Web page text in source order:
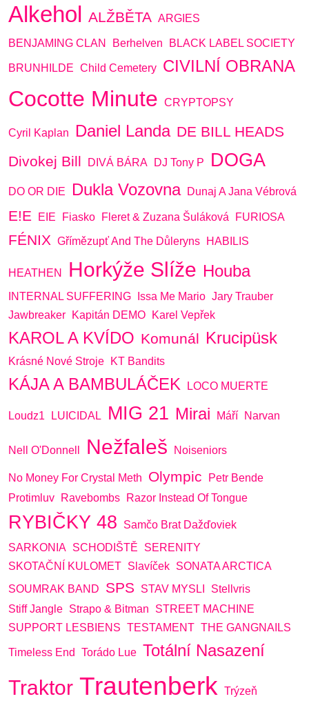
Alkehol ALŽBĚTA ARGIES
BENJAMING CLAN Berhelven BLACK LABEL SOCIETY
BRUNHILDE Child Cemetery CIVILNÍ OBRANA
Cocotte Minute CRYPTOPSY
Cyril Kaplan Daniel Landa DE BILL HEADS
Divokej Bill
DIVÁ BÁRA DJ Tony P DOGA
DO OR DIE Dukla Vozovna Dunaj A Jana Vébrová
E!E EIE Fiasko Fleret & Zuzana Šuláková FURIOSA
FÉNIX Gřímězupť And The Důleryns HABILIS
HEATHEN Horkýže Slíže Houba
INTERNAL SUFFERING Issa Me Mario Jary Trauber
Jawbreaker
Kapitán DEMO Karel Vepřek
KAROL A KVÍDO Komunál Krucipüsk
Krásné Nové Stroje KT Bandits
KÁJA A BAMBULÁČEK LOCO MUERTE
Loudz1 LUICIDAL MIG 21 Mirai Máří Narvan
Nell O'Donnell Nežfaleš Noiseniors
No Money For Crystal Meth Olympic
Petr Bende
Protimluv
Ravebombs Razor Instead Of Tongue
RYBIČKY 48
Samčo Brat Dažďoviek
SARKONIA SCHODIŠTĚ
SERENITY
SKOTAČNÍ KULOMET Slavíček SONATA ARCTICA
SOUMRAK BAND
SPS STAV MYSLI
Stellvris
Stiff Jangle Strapo & Bitman
STREET MACHINE
SUPPORT LESBIENS TESTAMENT THE GANGNAILS
Timeless End Torádo Lue Totální Nasazení
Traktor Trautenberk Trýzeň